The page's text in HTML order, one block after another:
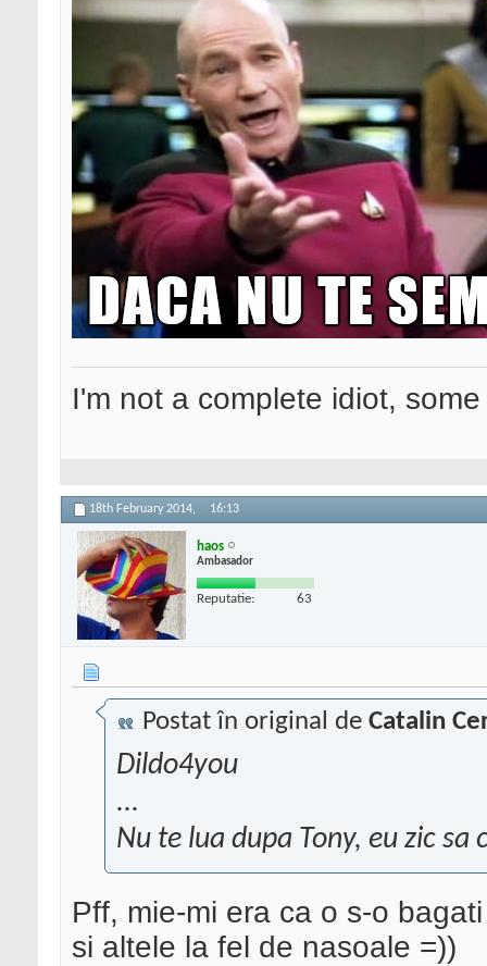
I'm not a complete idiot,
18th February 2014, 16:13
haos
Ambasador
Reputatie: 63
Postat în original de Catalin
Dildo4you
...
Nu te lua dupa Tony, eu zic sa
Pff, mie-mi era ca o s-o
si altele la fel de nasoale =))